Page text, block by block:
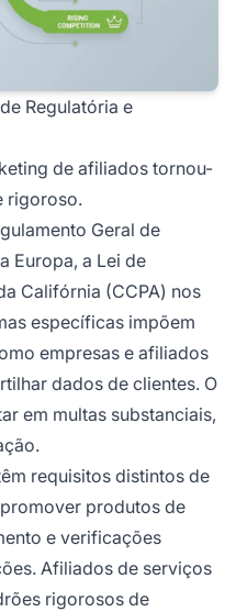
Regulatória e
de afiliados tornou-
rigoroso.
Geral de
Europa, a Lei de
Califórnia (CCPA) nos
específicas impõem
empresas e afiliados
dados de clientes. O
em multas substanciais,
requisitos distintos de
produtos de
e verificações
Afiliados de serviços
rigorosos de